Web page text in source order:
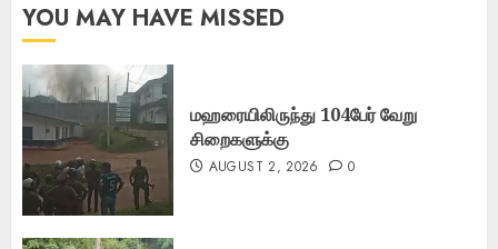
YOU MAY HAVE MISSED
மஹரையிலிருந்து 104பேர் வேறு
சிறைகளுக்கு
AUGUST 2, 2026 0